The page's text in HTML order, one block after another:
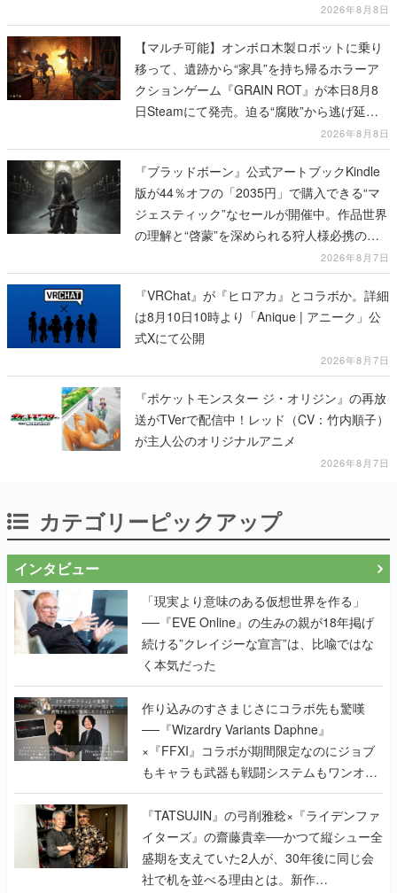
2026年8月8日
【マルチ可能】オンボロ木製ロボットに乗り
移って、遺跡から“家具”を持ち帰るホラーア
クションゲーム『GRAIN ROT』が本日8月8
日Steamにて発売。迫る“腐敗”から逃げ延
2026年8月8日
『ブラッドボーン』公式アートブックKindle
版が44％オフの「2035円」で購入できる“マ
ジェスティック”なセールが開催中。作品世界
の理解と“啓蒙”を深められる狩人様必携の一
2026年8月7日
『VRChat』が『ヒロアカ』とコラボか。詳細
は8月10日10時より「Anique | アニーク」公
式Xにて公開
2026年8月7日
『ポケットモンスター ジ・オリジン』の再放
送がTVerで配信中！レッド（CV：竹内順子）
が主人公のオリジナルアニメ
2026年8月7日
カテゴリーピックアップ
インタビュー
「現実より意味のある仮想世界を作る」
──『EVE Online』の生みの親が18年掲げ
続ける”クレイジーな宣言”は、比喩ではな
く本気だった
作り込みのすさまじさにコラボ先も驚嘆
──『Wizardry Variants Daphne』
×『FFXI』コラボが期間限定なのにジョブ
もキャラも武器も戦闘システムもワンオフ
で作り込まれた理由を両ディレクターに聞
く
『TATSUJIN』の弓削雅稔×『ライデンファ
イターズ』の齋藤貴幸──かつて縦シュー全
盛期を支えていた2人が、30年後に同じ会
社で机を並べる理由とは。新作